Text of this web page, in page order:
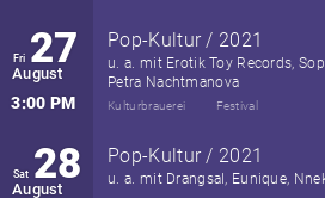
Fri 27
August
3:00 PM
Pop-Kultur / 2021
u. a. mit Erotik Toy Records,
Petra Nachtmanova
Kulturbrauerei Festival
Sat 28
August
Pop-Kultur / 2021
u. a. mit Drangsal, Eunique,